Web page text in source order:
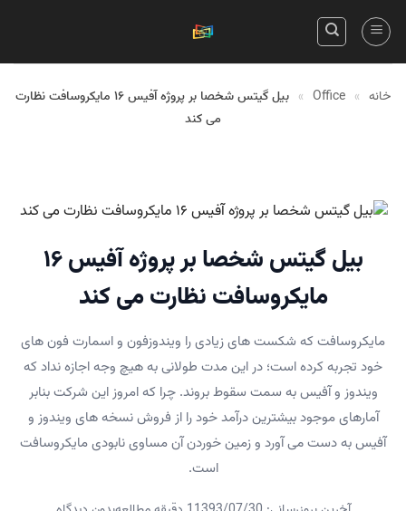
Skip
خانه »
Office
»
بیل گیتس شخصا بر پروژه آفیس ۱۶ مایکروسافت نظارت
می کند
بیل گیتس شخصا بر پروژه آفیس ۱۶
مایکروسافت نظارت می کند
مایکروسافت که شکست های زیادی را ویندوزفون و اسمارت فون های
خود تجربه کرده است؛ در این مدت طولانی به هیچ وجه اجازه نداد که
ویندوز و آفیس به سمت سقوط بروند. چرا که امروز این شرکت بنابر
آمارهای موجود بیشترین درآمد خود را از فروش نسخه های ویندوز و
آفیس به دست می آورد و زمین خوردن آن مساوی نابودی مایکروسافت
است.